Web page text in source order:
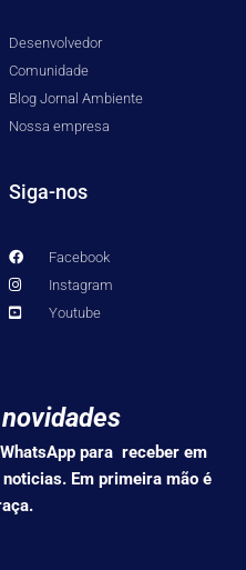
Desenvolvedor
Comunidade
Blog Jornal Ambiente
Nossa empresa
Siga-nos
Facebook
Instagram
Youtube
para receber em
Em primeira mão é